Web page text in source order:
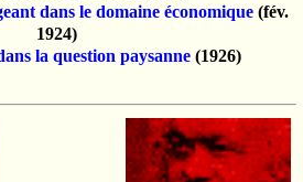
dans le domaine économique (fév.
1924)
la question paysanne (1926)